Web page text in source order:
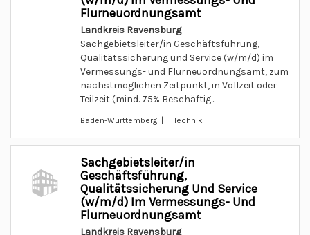
Flurneuordnungsamt
Landkreis Ravensburg
Sachgebietsleiter/in Geschäftsführung,
Qualitätssicherung und Service (w/m/d) im
Vermessungs- und Flurneuordnungsamt, zum
nächstmöglichen Zeitpunkt, in Vollzeit oder
Teilzeit (mind. 75% Beschäftig...
Baden-Württemberg | Technik
Sachgebietsleiter/in
Geschäftsführung,
Qualitätssicherung Und Service
(w/m/d) Im Vermessungs- Und
Flurneuordnungsamt
Landkreis Ravensburg